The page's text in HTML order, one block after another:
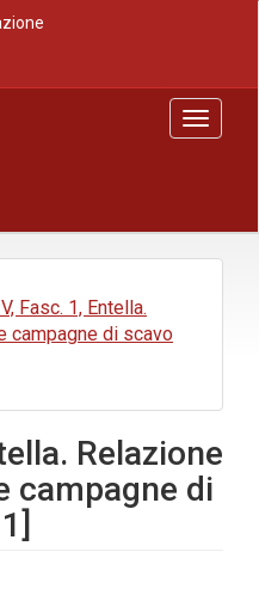
Toggle
Fasc. 1, Entella.
campagne di scavo
Relazione
campagne di